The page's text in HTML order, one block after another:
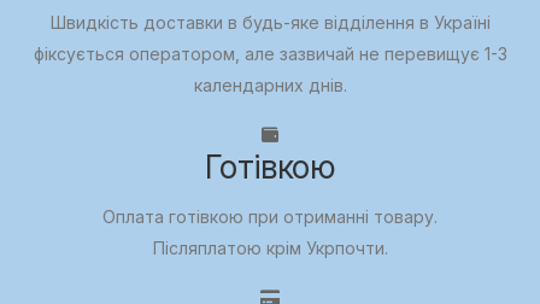
Швидкість доставки в будь-яке відділення в Україні
фіксується оператором, але зазвичай не перевищує 1-3
календарних днів.
Готівкою
Оплата готівкою при отриманні товару.
Післяплатою крім Укрпочти.